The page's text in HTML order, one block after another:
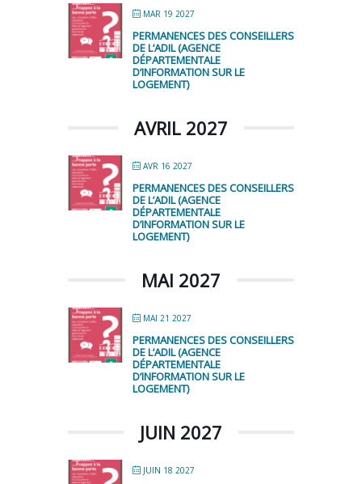
MAR 19 2027
PERMANENCES DES CONSEILLERS
DE L’ADIL (AGENCE
DÉPARTEMENTALE
D’INFORMATION SUR LE
LOGEMENT)
AVRIL 2027
AVR 16 2027
PERMANENCES DES CONSEILLERS
DE L’ADIL (AGENCE
DÉPARTEMENTALE
D’INFORMATION SUR LE
LOGEMENT)
MAI 2027
MAI 21 2027
PERMANENCES DES CONSEILLERS
DE L’ADIL (AGENCE
DÉPARTEMENTALE
D’INFORMATION SUR LE
LOGEMENT)
JUIN 2027
JUIN 18 2027